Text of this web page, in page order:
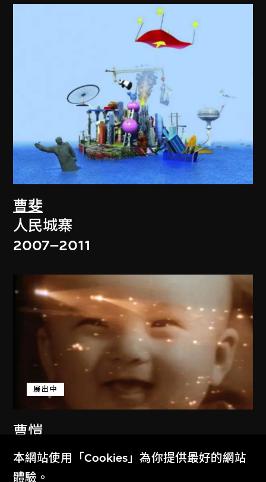
曹斐
人民城寨
2007–2011
曹愷
展出中
六九年之夏
2001–2011
本網站使用「Cookies」為你提供最好的網站
體驗。